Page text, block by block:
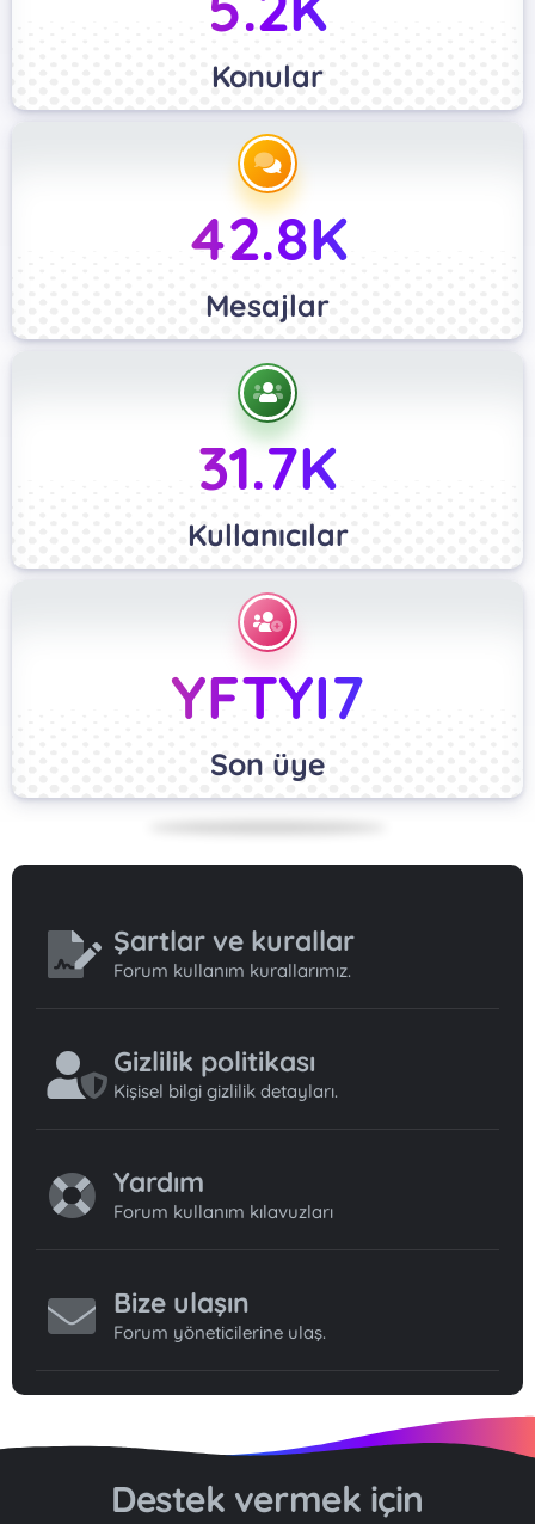
Konular
42.8K
Mesajlar
31.7K
Kullanıcılar
YFTYI7
Son üye
Şartlar ve kurallar
Forum kullanım kurallarımız.
Gizlilik politikası
Kişisel bilgi gizlilik detayları.
Yardım
Forum kullanım kılavuzları
Bize ulaşın
Forum yöneticilerine ulaş.
Destek vermek için